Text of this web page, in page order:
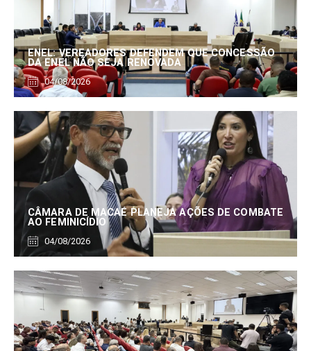
ENEL: VEREADORES DEFENDEM QUE CONCESSÃO
DA ENEL NÃO SEJA RENOVADA
04/08/2026
CÂMARA DE MACAÉ PLANEJA AÇÕES DE COMBATE
AO FEMINICÍDIO
04/08/2026